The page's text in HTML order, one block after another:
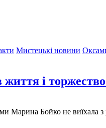
Мистецькі новини
і торжество
Марина Бойко не виїхала